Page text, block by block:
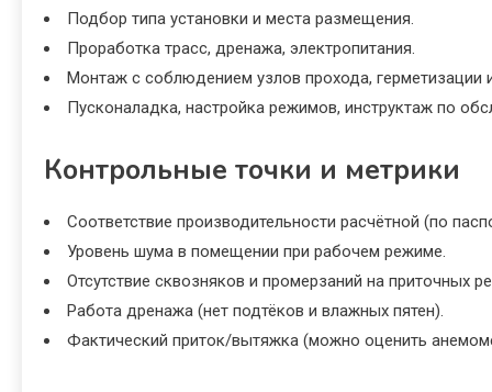
Подбор типа установки и места размещения.
Проработка трасс, дренажа, электропитания.
Монтаж с соблюдением узлов прохода, герметизации
Пусконаладка, настройка режимов, инструктаж по
Контрольные точки и метрики
Соответствие производительности расчётной (по
Уровень шума в помещении при рабочем режиме.
Отсутствие сквозняков и промерзаний на приточных
Работа дренажа (нет подтёков и влажных пятен).
Фактический приток/вытяжка (можно оценить